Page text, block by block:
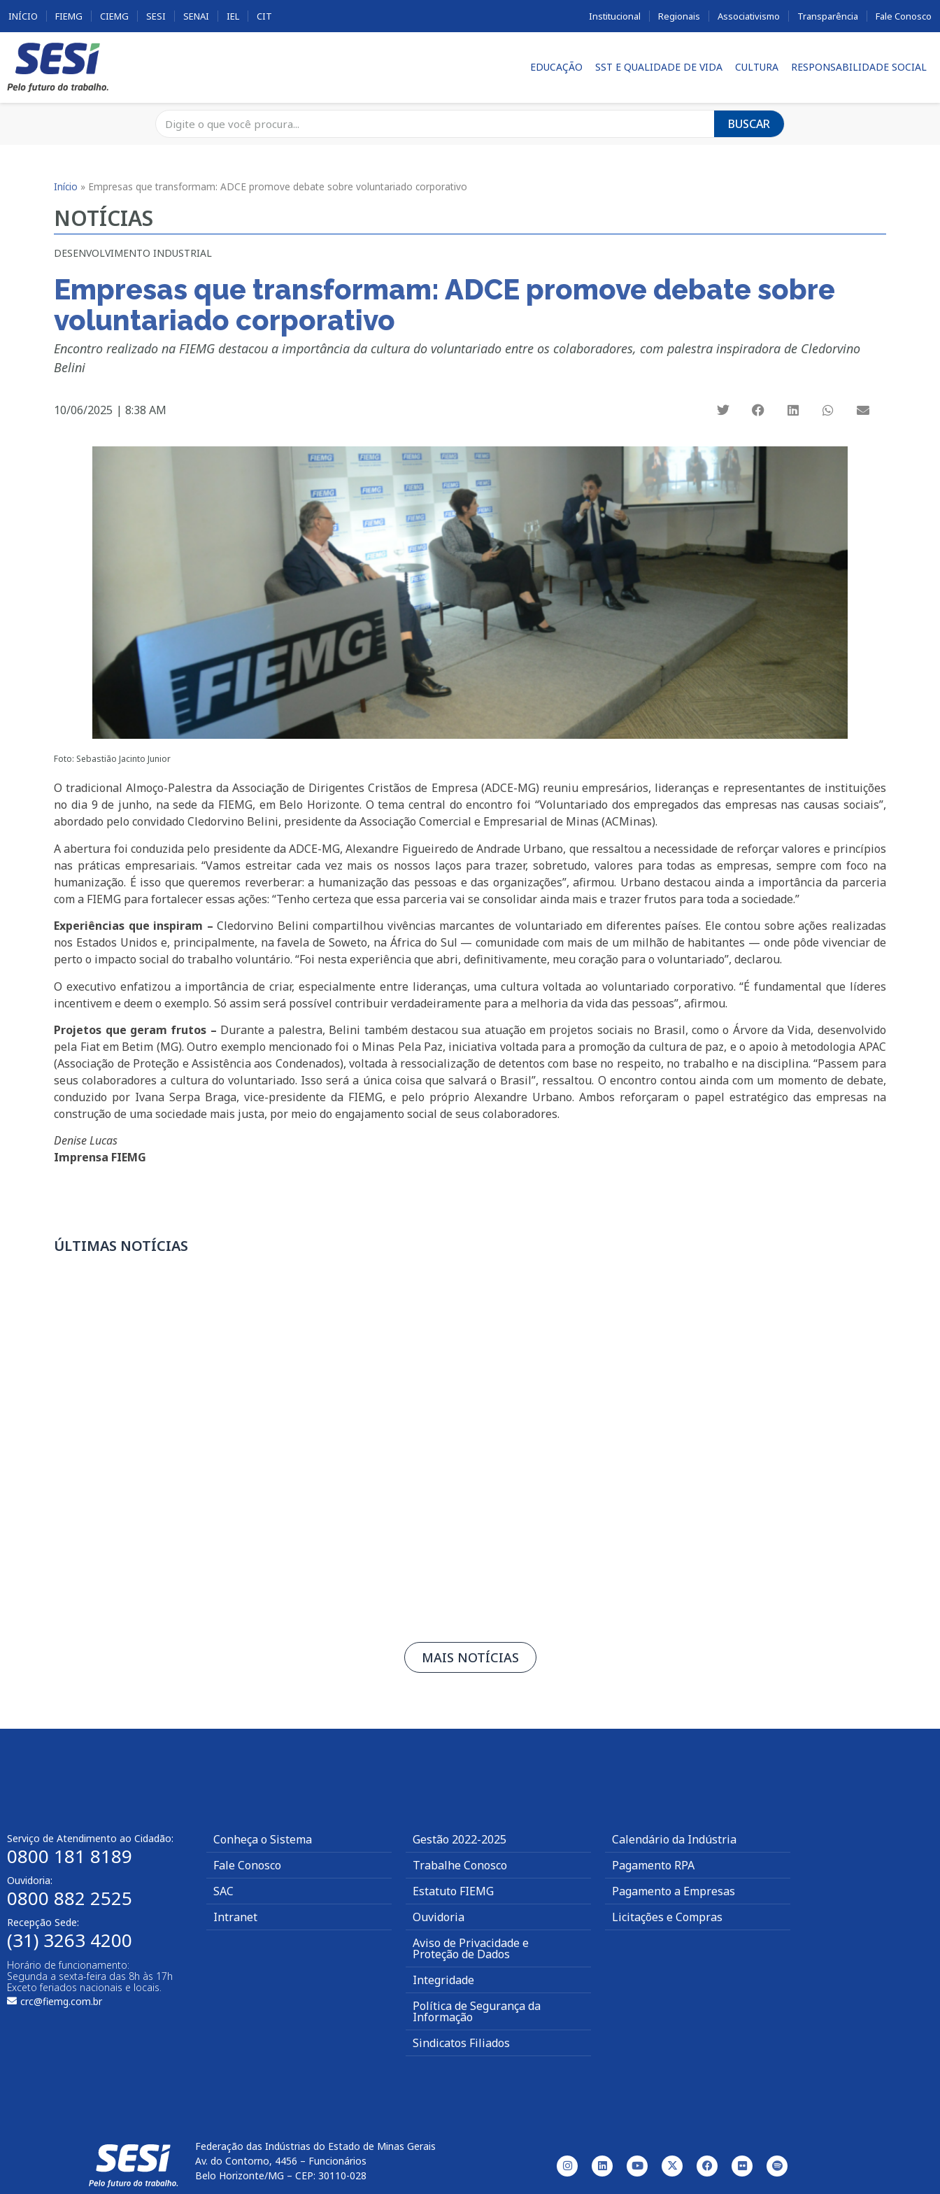
INÍCIO FIEMG CIEMG SESI SENAI IEL CIT Institucional Regionais Associativismo Transparência Fale Conosco
EDUCAÇÃO SST E QUALIDADE DE VIDA CULTURA RESPONSABILIDADE SOCIAL
BUSCAR
Início » Empresas que transformam: ADCE promove debate sobre voluntariado corporativo
NOTÍCIAS
DESENVOLVIMENTO INDUSTRIAL
Empresas que transformam: ADCE promove debate sobre
voluntariado corporativo
Encontro realizado na FIEMG destacou a importância da cultura do voluntariado entre os colaboradores, com palestra inspiradora de Cledorvino
Belini
10/06/2025 | 8:38 AM
Foto: Sebastião Jacinto Junior
O tradicional Almoço-Palestra da Associação de Dirigentes Cristãos de Empresa (ADCE-MG) reuniu empresários, lideranças e representantes de instituições
no dia 9 de junho, na sede da FIEMG, em Belo Horizonte. O tema central do encontro foi “Voluntariado dos empregados das empresas nas causas sociais”,
abordado pelo convidado Cledorvino Belini, presidente da Associação Comercial e Empresarial de Minas (ACMinas).
A abertura foi conduzida pelo presidente da ADCE-MG, Alexandre Figueiredo de Andrade Urbano, que ressaltou a necessidade de reforçar valores e princípios
nas práticas empresariais. “Vamos estreitar cada vez mais os nossos laços para trazer, sobretudo, valores para todas as empresas, sempre com foco na
humanização. É isso que queremos reverberar: a humanização das pessoas e das organizações”, afirmou. Urbano destacou ainda a importância da parceria
com a FIEMG para fortalecer essas ações: “Tenho certeza que essa parceria vai se consolidar ainda mais e trazer frutos para toda a sociedade.”
Experiências que inspiram –Cledorvino Belini compartilhou vivências marcantes de voluntariado em diferentes países. Ele contou sobre ações realizadas
nos Estados Unidos e, principalmente, na favela de Soweto, na África do Sul — comunidade com mais de um milhão de habitantes — onde pôde vivenciar de
perto o impacto social do trabalho voluntário. “Foi nesta experiência que abri, definitivamente, meu coração para o voluntariado”, declarou.
O executivo enfatizou a importância de criar, especialmente entre lideranças, uma cultura voltada ao voluntariado corporativo. “É fundamental que líderes
incentivem e deem o exemplo. Só assim será possível contribuir verdadeiramente para a melhoria da vida das pessoas”, afirmou.
Projetos que geram frutos – Durante a palestra, Belini também destacou sua atuação em projetos sociais no Brasil, como o Árvore da Vida, desenvolvido
pela Fiat em Betim (MG). Outro exemplo mencionado foi o Minas Pela Paz, iniciativa voltada para a promoção da cultura de paz, e o apoio à metodologia APAC
(Associação de Proteção e Assistência aos Condenados), voltada à ressocialização de detentos com base no respeito, no trabalho e na disciplina. “Passem para
seus colaboradores a cultura do voluntariado. Isso será a única coisa que salvará o Brasil”, ressaltou. O encontro contou ainda com um momento de debate,
conduzido por Ivana Serpa Braga, vice-presidente da FIEMG, e pelo próprio Alexandre Urbano. Ambos reforçaram o papel estratégico das empresas na
construção de uma sociedade mais justa, por meio do engajamento social de seus colaboradores.
Denise Lucas
Imprensa FIEMG
ÚLTIMAS NOTÍCIAS
MAIS NOTÍCIAS
Serviço de Atendimento ao Cidadão:
0800 181 8189
Ouvidoria:
0800 882 2525
Recepção Sede:
(31) 3263 4200
Horário de funcionamento:
Segunda a sexta-feira das 8h às 17h
Exceto feriados nacionais e locais.
crc@fiemg.com.br
Conheça o Sistema
Fale Conosco
SAC
Intranet
Gestão 2022-2025
Trabalhe Conosco
Estatuto FIEMG
Ouvidoria
Aviso de Privacidade e
Proteção de Dados
Integridade
Política de Segurança da
Informação
Sindicatos Filiados
Calendário da Indústria
Pagamento RPA
Pagamento a Empresas
Licitações e Compras
Federação das Indústrias do Estado de Minas Gerais
Av. do Contorno, 4456 – Funcionários
Belo Horizonte/MG – CEP: 30110-028